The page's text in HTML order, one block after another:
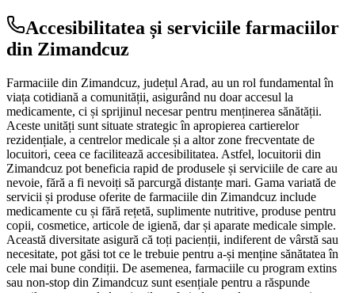
Accesibilitatea și serviciile farmaciilor
din Zimandcuz
Farmaciile din Zimandcuz, județul Arad, au un rol fundamental în
viața cotidiană a comunității, asigurând nu doar accesul la
medicamente, ci și sprijinul necesar pentru menținerea sănătății.
Aceste unități sunt situate strategic în apropierea cartierelor
rezidențiale, a centrelor medicale și a altor zone frecventate de
locuitori, ceea ce facilitează accesibilitatea. Astfel, locuitorii din
Zimandcuz pot beneficia rapid de produsele și serviciile de care au
nevoie, fără a fi nevoiți să parcurgă distanțe mari. Gama variată de
servicii și produse oferite de farmaciile din Zimandcuz include
medicamente cu și fără rețetă, suplimente nutritive, produse pentru
copii, cosmetice, articole de igienă, dar și aparate medicale simple.
Această diversitate asigură că toți pacienții, indiferent de vârstă sau
necesitate, pot găsi tot ce le trebuie pentru a-și menține sănătatea în
cele mai bune condiții. De asemenea, farmaciile cu program extins
sau non-stop din Zimandcuz sunt esențiale pentru a răspunde